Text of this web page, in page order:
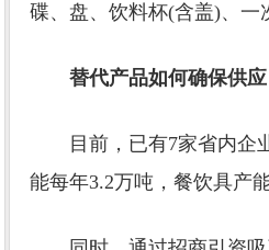
碟、盘、饮料杯(含盖)、
替代产品如何确保供应
目前，已有7家省内企业
能每年3.2万吨，餐饮具产